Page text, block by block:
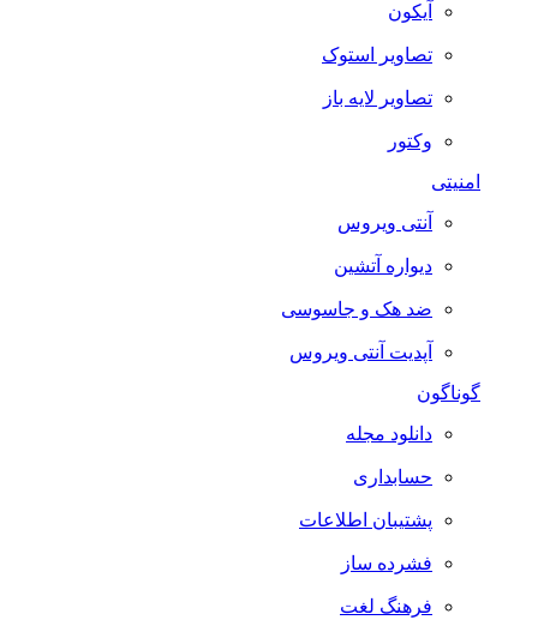
آیکون
تصاویر استوک
تصاویر لایه باز
وکتور
امنیتی
آنتی ویروس
دیواره آتشین
ضد هک و جاسوسی
آپدیت آنتی ویروس
گوناگون
دانلود مجله
حسابداری
پشتیبان اطلاعات
فشرده ساز
فرهنگ لغت